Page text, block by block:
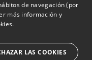
de navegación (por
más información y
LAS COOKIES